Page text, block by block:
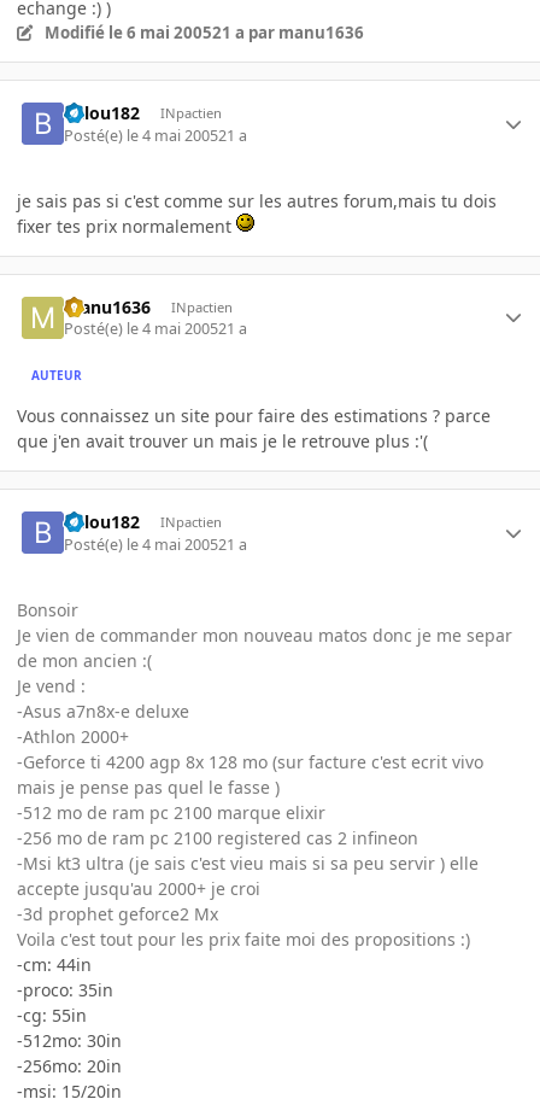
echange :) )
Modifié le 6 mai 200521 a par manu1636
balou182 INpactien
Posté(e) le 4 mai 200521 a
je sais pas si c'est comme sur les autres forum,mais tu dois
fixer tes prix normalement
manu1636 INpactien
Posté(e) le 4 mai 200521 a
AUTEUR
Vous connaissez un site pour faire des estimations ? parce
que j'en avait trouver un mais je le retrouve plus :'(
balou182 INpactien
Posté(e) le 4 mai 200521 a
Bonsoir
Je vien de commander mon nouveau matos donc je me separ
de mon ancien :(
Je vend :
-Asus a7n8x-e deluxe
-Athlon 2000+
-Geforce ti 4200 agp 8x 128 mo (sur facture c'est ecrit vivo
mais je pense pas quel le fasse )
-512 mo de ram pc 2100 marque elixir
-256 mo de ram pc 2100 registered cas 2 infineon
-Msi kt3 ultra (je sais c'est vieu mais si sa peu servir ) elle
accepte jusqu'au 2000+ je croi
-3d prophet geforce2 Mx
Voila c'est tout pour les prix faite moi des propositions :)
-cm: 44in
-proco: 35in
-cg: 55in
-512mo: 30in
-256mo: 20in
-msi: 15/20in